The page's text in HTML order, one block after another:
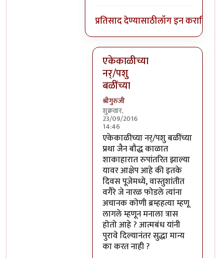
प्रतिसाद देण्यासाठीलॉग इन कराकिंवा
एकेकाळीच्या
नर्/पशु
बळींच्या
श्रीगुरुजी
शुक्रवार,
23/09/2016
14:46
In reply toसाहेब,byअप्पा जोगळेकर
एकेकाळीच्या नर्/पशु बळींच्या
प्रथा जैन बौद्ध काळात
शाकाहारात रुपांतरित झाल्या
यावर आक्षेप आहे की इतके
दिवस पूजेमध्ये, वास्तुशांतीत
वगैरे जे नारळ फोडले त्यांना
अचानक कोणी ब्रम्हहत्या म्हणू
लागले म्हणून मनाला त्रास
होतो आहे ? आत्मबंध यांनी
पुरावे दिल्यानंतर सुद्धा मान्य
का करत नाही ?